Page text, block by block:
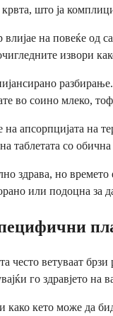
што ја
на повеќе од
извори
во соино млеко,
апсорпцијата на
таблетата со
здрава, но
или подоцна за
често ветуваат
го здравјето на
како кето може да